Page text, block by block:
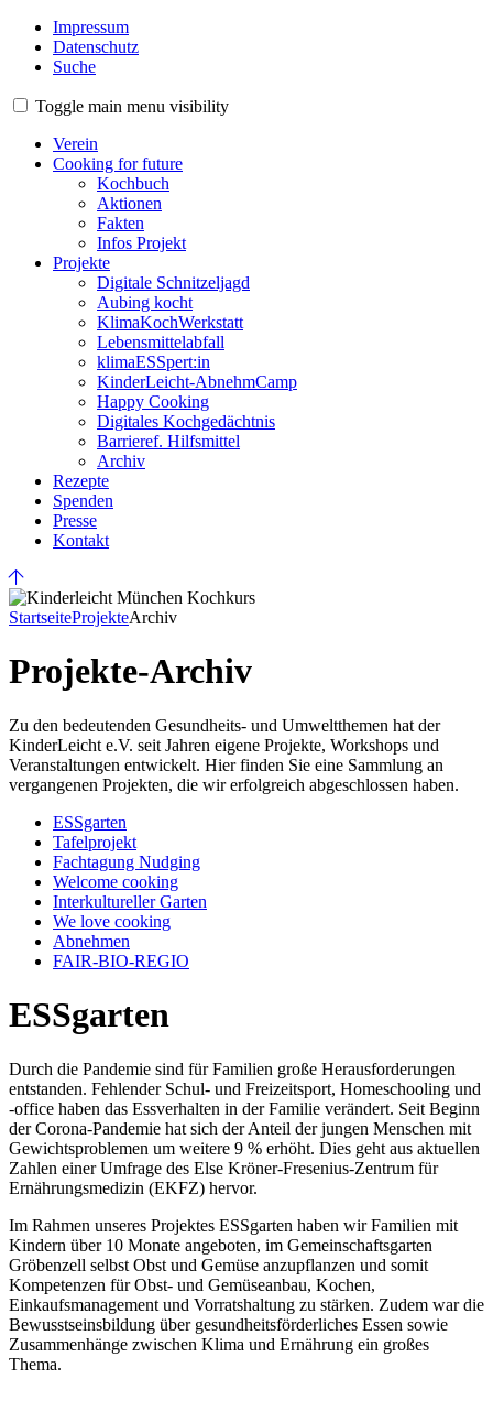
Impressum
Datenschutz
Suche
Toggle main menu visibility
Verein
Cooking for future
Kochbuch
Aktionen
Fakten
Infos Projekt
Projekte
Digitale Schnitzeljagd
Aubing kocht
KlimaKochWerkstatt
Lebensmittelabfall
klimaESSpert:in
KinderLeicht-AbnehmCamp
Happy Cooking
Digitales Kochgedächtnis
Barrieref. Hilfsmittel
Archiv
Rezepte
Spenden
Presse
Kontakt
StartseiteProjekteArchiv
Projekte-Archiv
Zu den bedeutenden Gesundheits- und Umweltthemen hat der
KinderLeicht e.V. seit Jahren eigene Projekte, Workshops und
Veranstaltungen entwickelt. Hier finden Sie eine Sammlung an
vergangenen Projekten, die wir erfolgreich abgeschlossen haben.
ESSgarten
Tafelprojekt
Fachtagung Nudging
Welcome cooking
Interkultureller Garten
We love cooking
Abnehmen
FAIR-BIO-REGIO
ESSgarten
Durch die Pandemie sind für Familien große Herausforderungen
entstanden. Fehlender Schul- und Freizeitsport, Homeschooling und
-office haben das Essverhalten in der Familie verändert. Seit Beginn
der Corona-Pandemie hat sich der Anteil der jungen Menschen mit
Gewichtsproblemen um weitere 9 % erhöht. Dies geht aus aktuellen
Zahlen einer Umfrage des Else Kröner-Fresenius-Zentrum für
Ernährungsmedizin (EKFZ) hervor.
Im Rahmen unseres Projektes ESSgarten haben wir Familien mit
Kindern über 10 Monate angeboten, im Gemeinschaftsgarten
Gröbenzell selbst Obst und Gemüse anzupflanzen und somit
Kompetenzen für Obst- und Gemüseanbau, Kochen,
Einkaufsmanagement und Vorratshaltung zu stärken. Zudem war die
Bewusstseinsbildung über gesundheitsförderliches Essen sowie
Zusammenhänge zwischen Klima und Ernährung ein großes
Thema.